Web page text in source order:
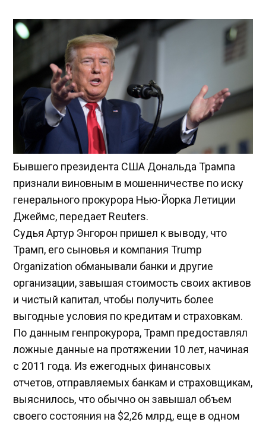
Бывшего президента США Дональда Трампа
признали виновным в мошенничестве по иску
генерального прокурора Нью-Йорка Летиции
Джеймс, передает Reuters.
Судья Артур Энгорон пришел к выводу, что
Трамп, его сыновья и компания Trump
Organization обманывали банки и другие
организации, завышая стоимость своих активов
и чистый капитал, чтобы получить более
выгодные условия по кредитам и страховкам.
По данным генпрокурора, Трамп предоставлял
ложные данные на протяжении 10 лет, начиная
с 2011 года. Из ежегодных финансовых
отчетов, отправляемых банкам и страховщикам,
выяснилось, что обычно он завышал объем
своего состояния на $2,26 млрд, еще в одном